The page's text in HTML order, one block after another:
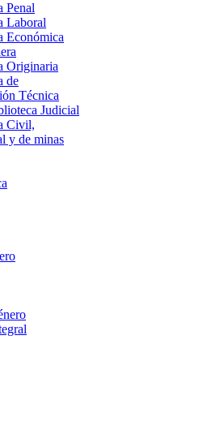
Penal
Laboral
Económica
Originaria
de
Técnica
Judicial
Civil,
y de minas